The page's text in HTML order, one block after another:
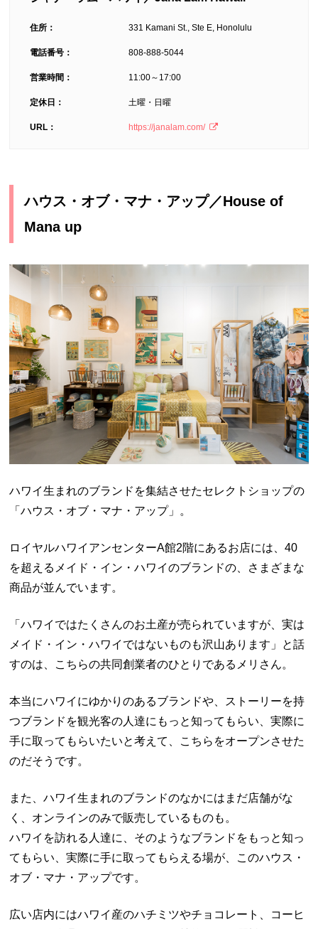
住所： 331 Kamani St., Ste E, Honolulu
電話番号： 808-888-5044
営業時間： 11:00～17:00
定休日： 土曜・日曜
URL： https://janalam.com/
ハウス・オブ・マナ・アップ／House of
Mana up
ハワイ生まれのブランドを集結させたセレクトショップの
「ハウス・オブ・マナ・アップ」。
ロイヤルハワイアンセンターA館2階にあるお店には、40
を超えるメイド・イン・ハワイのブランドの、さまざまな
商品が並んでいます。
「ハワイではたくさんのお土産が売られていますが、実は
メイド・イン・ハワイではないものも沢山あります」と話
すのは、こちらの共同創業者のひとりであるメリさん。
本当にハワイにゆかりのあるブランドや、ストーリーを持
つブランドを観光客の人達にもっと知ってもらい、実際に
手に取ってもらいたいと考えて、こちらをオープンさせた
のだそうです。
また、ハワイ生まれのブランドのなかにはまだ店舗がな
く、オンラインのみで販売しているものも。
ハワイを訪れる人達に、そのようなブランドをもっと知っ
てもらい、実際に手に取ってもらえる場が、このハウス・
オブ・マナ・アップです。
広い店内にはハワイ産のハチミツやチョコレート、コーヒ